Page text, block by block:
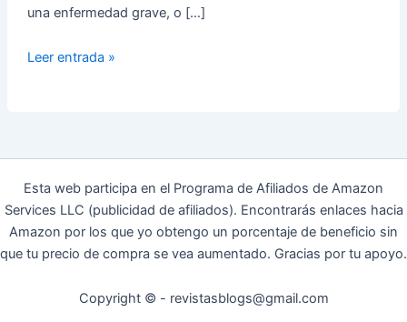
una enfermedad grave, o […]
La
mal
Leer entrada »
Esta web participa en el Programa de Afiliados de Amazon
Services LLC (publicidad de afiliados). Encontrarás enlaces hacia
Amazon por los que yo obtengo un porcentaje de beneficio sin
que tu precio de compra se vea aumentado. Gracias por tu apoyo.
Copyright © - revistasblogs@gmail.com